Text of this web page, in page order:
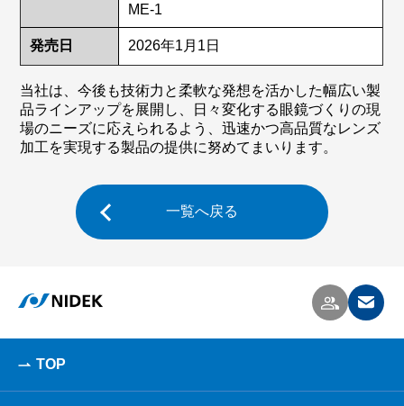
ME-1
発売日 2026年1月1日
当社は、今後も技術力と柔軟な発想を活かした幅広い製
品ラインアップを展開し、日々変化する眼鏡づくりの現
場のニーズに応えられるよう、迅速かつ高品質なレンズ
加工を実現する製品の提供に努めてまいります。
一覧へ戻る
TOP